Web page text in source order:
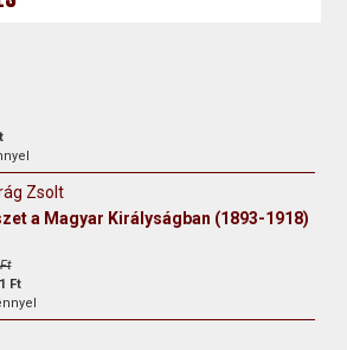
Zsolt
a Magyar Királyságban (1893-1918)
Ft